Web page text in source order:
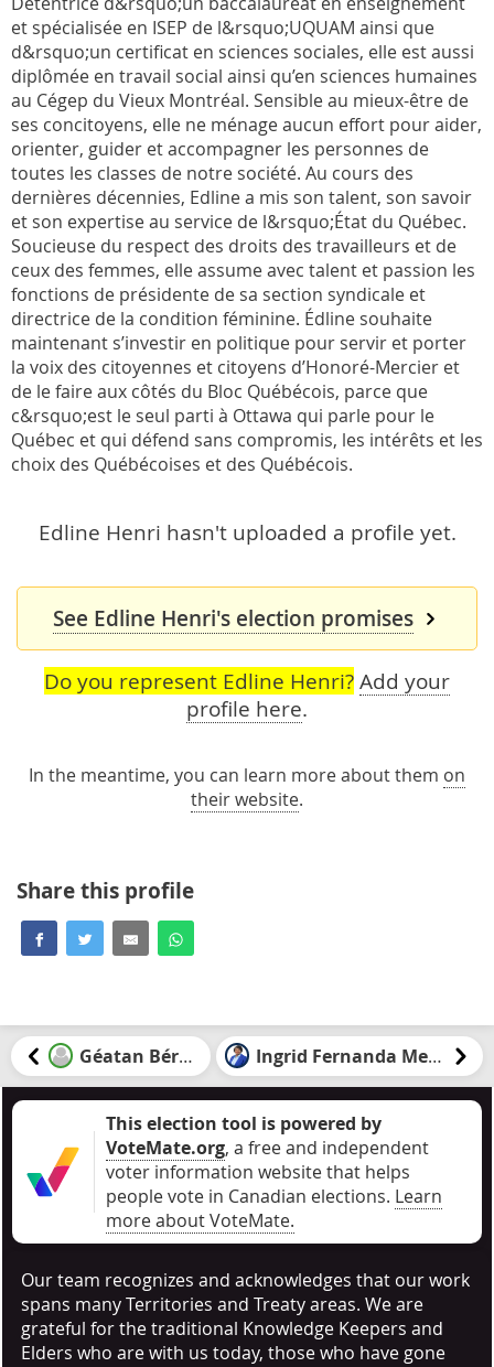
et spécialisée en ISEP de l&rsquo;UQUAM ainsi que
d&rsquo;un certificat en sciences sociales, elle est aussi
diplômée en travail social ainsi qu’en sciences humaines
au Cégep du Vieux Montréal. Sensible au mieux-être de
ses concitoyens, elle ne ménage aucun effort pour aider,
orienter, guider et accompagner les personnes de
toutes les classes de notre société. Au cours des
dernières décennies, Edline a mis son talent, son savoir
et son expertise au service de l&rsquo;État du Québec.
Soucieuse du respect des droits des travailleurs et de
ceux des femmes, elle assume avec talent et passion les
fonctions de présidente de sa section syndicale et
directrice de la condition féminine. Édline souhaite
maintenant s’investir en politique pour servir et porter
la voix des citoyennes et citoyens d’Honoré-Mercier et
de le faire aux côtés du Bloc Québécois, parce que
c&rsquo;est le seul parti à Ottawa qui parle pour le
Québec et qui défend sans compromis, les intérêts et les
choix des Québécoises et des Québécois.
Edline Henri hasn't uploaded a profile yet.
See Edline Henri's election promises
Do you represent Edline Henri? Add your
profile here.
In the meantime, you can learn more about them on
their website.
Share this profile
Géatan Bérard Ingrid Fernanda Megni
This election tool is powered by
VoteMate.org, a free and independent
voter information website that helps
people vote in Canadian elections. Learn
more about VoteMate.
Our team recognizes and acknowledges that our work
spans many Territories and Treaty areas. We are
grateful for the traditional Knowledge Keepers and
Elders who are with us today, those who have gone